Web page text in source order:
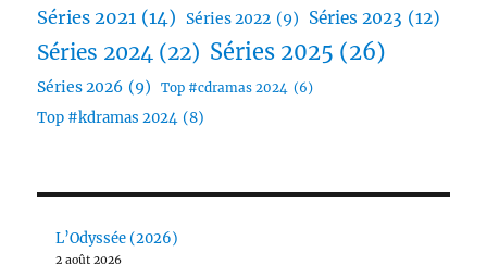
Séries 2021 (14) Séries 2022 (9) Séries 2023 (12)
Séries 2024 (22) Séries 2025 (26)
Séries 2026 (9) Top #cdramas 2024 (6)
Top #kdramas 2024 (8)
L’Odyssée (2026)
2 août 2026